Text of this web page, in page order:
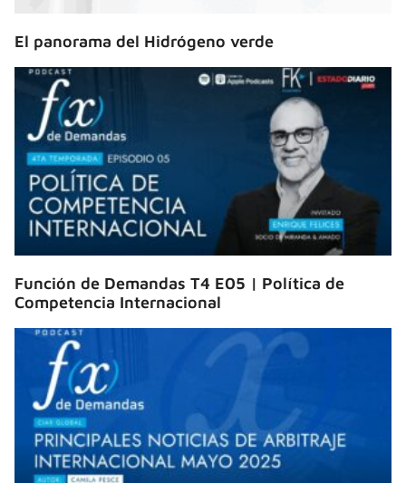
El panorama del Hidrógeno verde
Función de Demandas T4 E05 | Política de
Competencia Internacional